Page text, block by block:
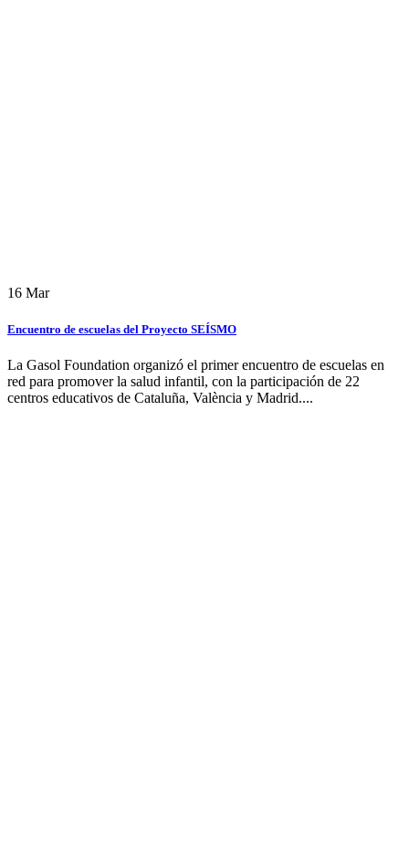
16 Mar
Encuentro de escuelas del Proyecto SEÍSMO
La Gasol Foundation organizó el primer encuentro de escuelas en
red para promover la salud infantil, con la participación de 22
centros educativos de Cataluña, València y Madrid....